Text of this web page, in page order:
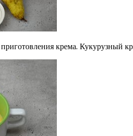
крема. Кукурузный